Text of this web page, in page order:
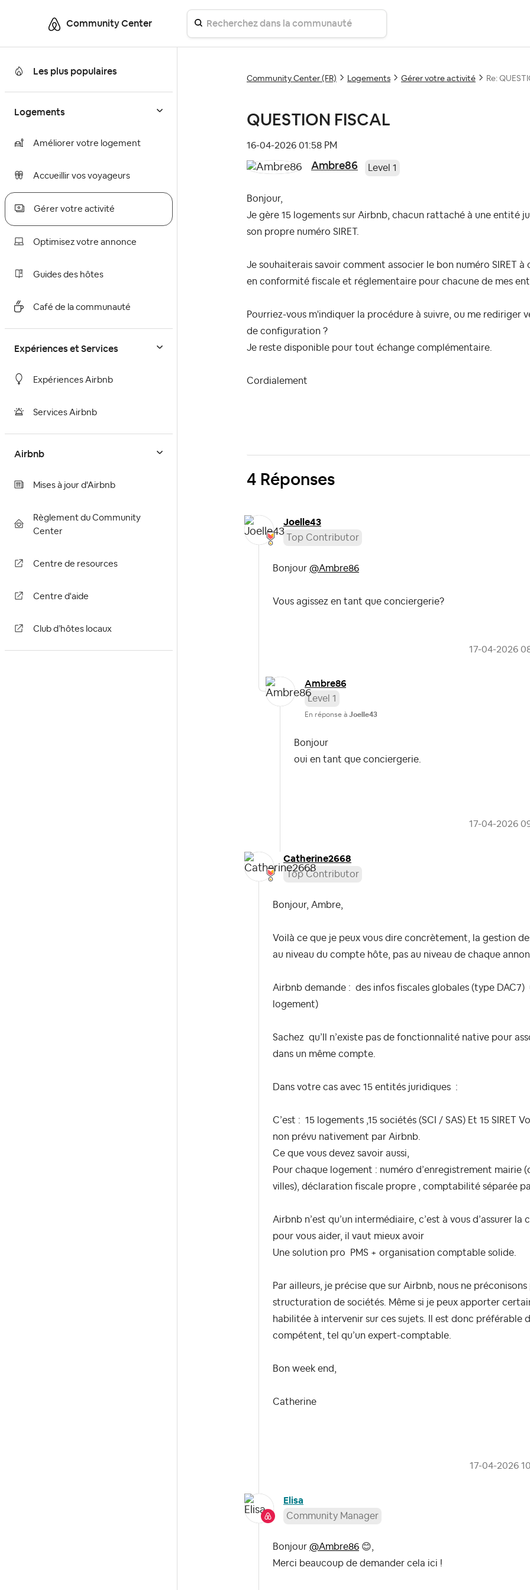
Community Center
Les plus populaires
Logements
Améliorer votre logement
Accueillir vos voyageurs
Gérer votre activité
Optimisez votre annonce
Guides des hôtes
Café de la communauté
Expériences et Services
Expériences Airbnb
Services Airbnb
Airbnb
Mises à jour d'Airbnb
Règlement du Community
Center
Centre de resources
Centre d'aide
Club d’hôtes locaux
Community Center (FR) Logements Gérer votre activité Re:
QUESTION FISCAL
‎16-04-2026 01:58 PM
Ambre86 Level 1
Bonjour,
Je gère 15 logements sur Airbnb, chacun rattaché à une entité
son propre numéro SIRET.
Je souhaiterais savoir comment associer le bon numéro SIRET
en conformité fiscale et réglementaire pour chacune de mes
Pourriez-vous m'indiquer la procédure à suivre, ou me
de configuration ?
Je reste disponible pour tout échange complémentaire.
Cordialement
4 Réponses
Joelle43
Top Contributor
Bonjour @Ambre86
Vous agissez en tant que conciergerie?
‎17-04-2026
Ambre86
Level 1
En réponse à Joelle43
Bonjour
oui en tant que conciergerie.
‎17-04-2026
Catherine2668
Top Contributor
Bonjour, Ambre,
Voilà ce que je peux vous dire concrètement, la gestion
au niveau du compte hôte , pas au niveau de chaque
Airbnb demande : des infos fiscales globales (type DAC7)
logement)
Sachez qu’ Il n’existe pas de fonctionnalité native pour
dans un même compte.
Dans votre cas avec 15 entités juridiques :
C’est : 15 logements 15 sociétés (SCI / SAS) Et 15 SIRET
non prévu nativement par Airbnb.
Ce que vous devez savoir aussi,
Pour chaque logement : numéro d’enregistrement mairie
villes), déclaration fiscale propre , comptabilité séparée
Airbnb n’est qu’un intermédiaire, c’est à vous d’assurer la
pour vous aider, il vaut mieux avoir
Une solution pro PMS + organisation comptable solide.
Par ailleurs, je précise que sur Airbnb, nous ne
structuration de sociétés. Même si je peux apporter
habilitée à intervenir sur ces sujets. Il est donc préférable
compétent, tel qu’un expert-comptable.
Bon week end,
Catherine
‎17-04-2026
Elisa
Community Manager
Bonjour @Ambre86 😊
Merci beaucoup de demander cela ici !